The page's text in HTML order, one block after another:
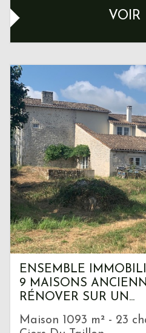
VOIR
ENSEMBLE
9 MAISONS
RÉNOVER SUR UN...
Maison 1093 m² - 23